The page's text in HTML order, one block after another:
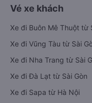
Vé xe khách
Xe đi Buôn Mê Thuột từ
Xe đi Vũng Tàu từ Sài
Xe đi Nha Trang từ Sài
Xe đi Đà Lạt từ Sài Gòn
Xe đi Sapa từ Hà Nội